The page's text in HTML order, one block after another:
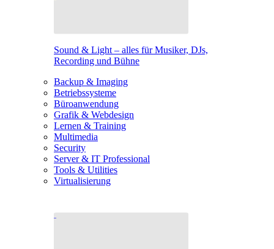
Sound & Light – alles für Musiker, DJs,
Recording und Bühne
Backup & Imaging
Betriebssysteme
Büroanwendung
Grafik & Webdesign
Lernen & Training
Multimedia
Security
Server & IT Professional
Tools & Utilities
Virtualisierung